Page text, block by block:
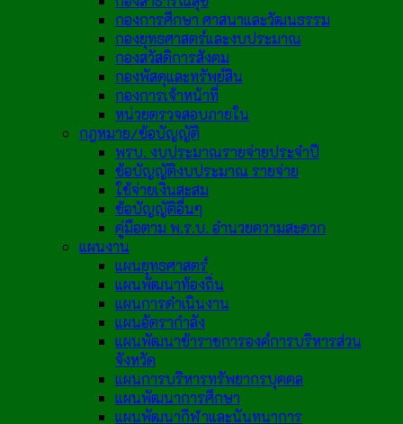
กองการศึกษา ศาสนาและวัฒนธรรม
กองยุทธศาสตร์และงบประมาณ
กองสวัสดิการสังคม
กองพัสดุและทรัพย์สิน
กองการเจ้าหน้าที่
หน่วยตรวจสอบภายใน
กฎหมาย/ข้อบัญญัติ
พรบ. งบประมาณรายจ่ายประจำปี
ข้อบัญญัติงบประมาณ รายจ่าย
ใช้จ่ายเงินสะสม
ข้อบัญญัติอื่นๆ
คู่มือตาม พ.ร.บ. อำนวยความสะดวก
แผนงาน
แผนยุทธศาสตร์
แผนพัฒนาท้องถิ่น
แผนการดำเนินงาน
แผนอัตรากำลัง
แผนพัฒนาข้าราชการองค์การบริหารส่วน
จังหวัด
แผนการบริหารทรัพยากรบุคคล
แผนพัฒนาการศึกษา
แผนพัฒนากีฬาและนันทนาการ